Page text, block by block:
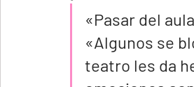
«Pasar del
«Algunos se
teatro les da